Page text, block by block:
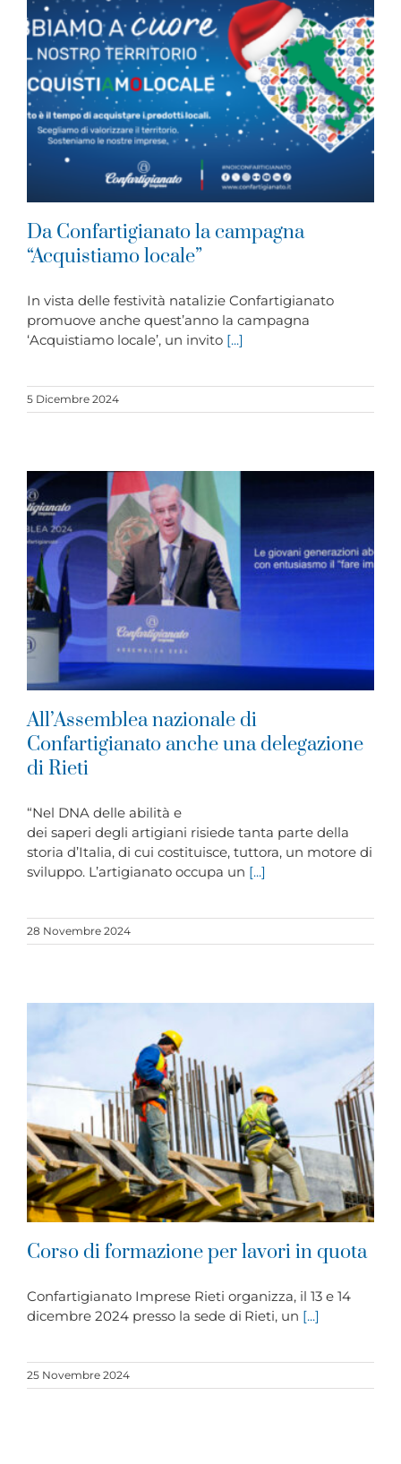
Da Confartigianato la campagna
“Acquistiamo locale”
In vista delle festività natalizie Confartigianato
promuove anche quest’anno la campagna
‘Acquistiamo locale’, un invito [...]
5 Dicembre 2024
All’Assemblea nazionale di
Confartigianato anche una delegazione
di Rieti
“Nel DNA delle abilità e
dei saperi degli artigiani risiede tanta parte della
storia d’Italia, di cui costituisce, tuttora, un motore di
sviluppo. L’artigianato occupa un [...]
28 Novembre 2024
Corso di formazione per lavori in quota
Confartigianato Imprese Rieti organizza, il 13 e 14
dicembre 2024 presso la sede di Rieti, un [...]
25 Novembre 2024